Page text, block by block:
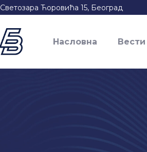
Светозара Ћоровића 15, Београд
Насловна Вести